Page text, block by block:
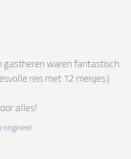
gastheren waren fantastisch.
reis met 12 meisjes:)
alles!
origineel